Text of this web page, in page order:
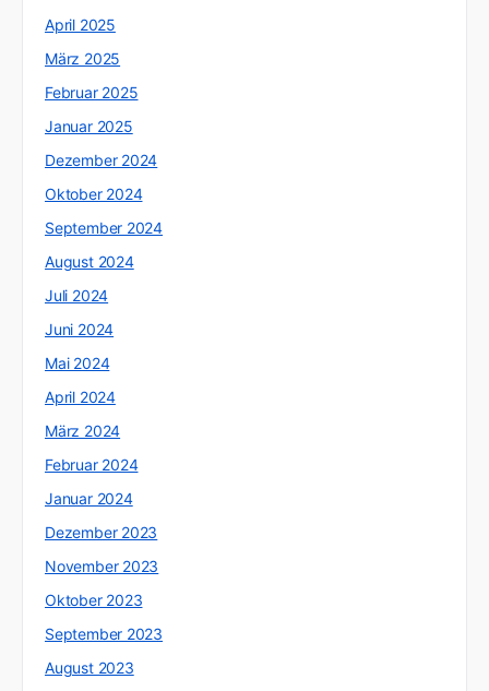
April 2025
März 2025
Februar 2025
Januar 2025
Dezember 2024
Oktober 2024
September 2024
August 2024
Juli 2024
Juni 2024
Mai 2024
April 2024
März 2024
Februar 2024
Januar 2024
Dezember 2023
November 2023
Oktober 2023
September 2023
August 2023